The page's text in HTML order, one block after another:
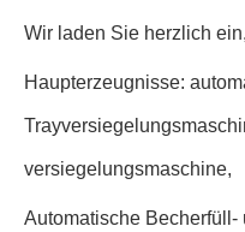
Wir laden Sie herzlich
Haupterzeugnisse:
versiegelungsmaschine,
Automatische Becherfüll-